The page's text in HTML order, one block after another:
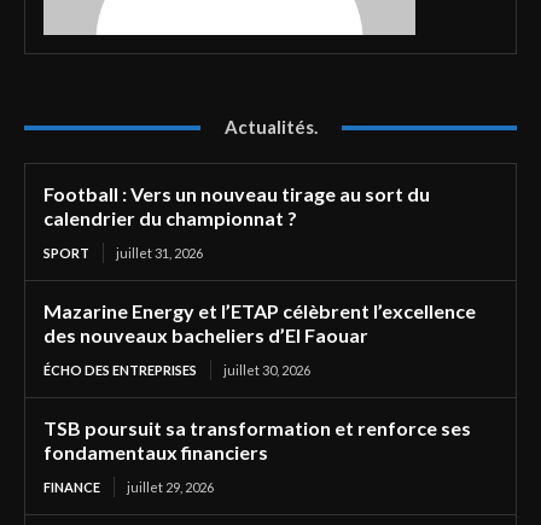
Actualités.
Football : Vers un nouveau tirage au sort du
calendrier du championnat ?
SPORT juillet 31, 2026
Mazarine Energy et l’ETAP célèbrent l’excellence
des nouveaux bacheliers d’El Faouar
ÉCHO DES ENTREPRISES juillet 30, 2026
TSB poursuit sa transformation et renforce ses
fondamentaux financiers
FINANCE juillet 29, 2026